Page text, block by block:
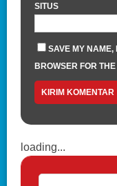
SITUS
SAVE MY NAME,
BROWSER FOR
loading...